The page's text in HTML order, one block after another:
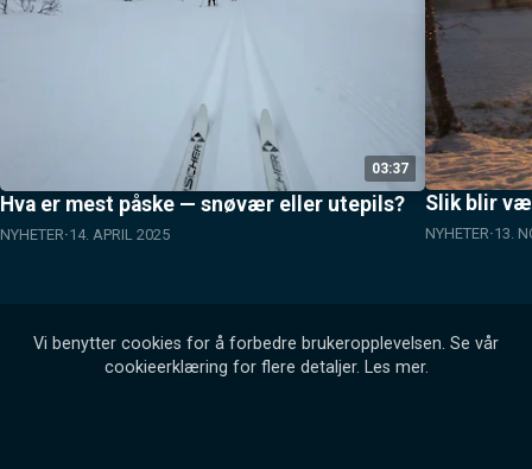
03:37
Hva er mest påske — snøvær eller utepils?
NYHETER 14. APRIL 2025
Slik blir
NYHETER 13.
Vi benytter cookies for å forbedre brukeropplevelsen. Se vår
cookieerklæring for flere detaljer. Les mer.